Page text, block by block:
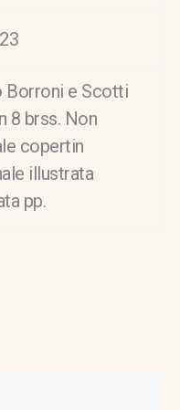
Borroni e Scotti
8 brss. Non
copertin
illustrata
pp.